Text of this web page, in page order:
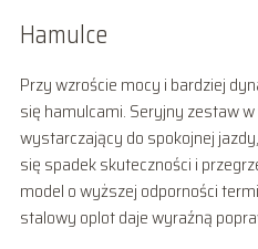
Hamulce
Przy wzroście mocy i bardziej
się hamulcami. Seryjny zestaw
wystarczający do spokojnej
się spadek skuteczności i
model o wyższej odporności
stalowy oplot daje wyraźną